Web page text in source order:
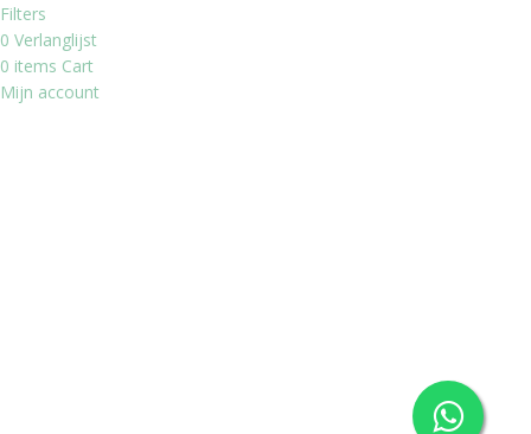
Filters
0 Verlanglijst
0 items Cart
Mijn account